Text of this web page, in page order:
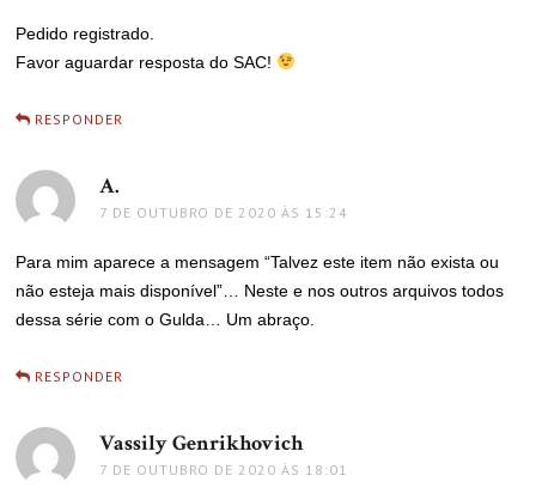
Pedido registrado.
Favor aguardar resposta do SAC!
RESPONDER
A.
7 DE OUTUBRO DE 2020 ÀS 15:24
Para mim aparece a mensagem “Talvez este item não exista ou
não esteja mais disponível”… Neste e nos outros arquivos todos
dessa série com o Gulda… Um abraço.
RESPONDER
Vassily Genrikhovichdisse:
7 DE OUTUBRO DE 2020 ÀS 18:01